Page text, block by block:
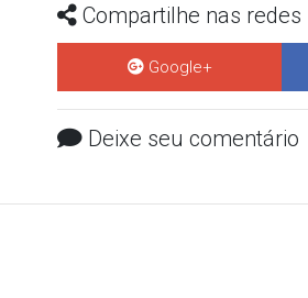
Compartilhe nas redes
Google+
Deixe seu comentário